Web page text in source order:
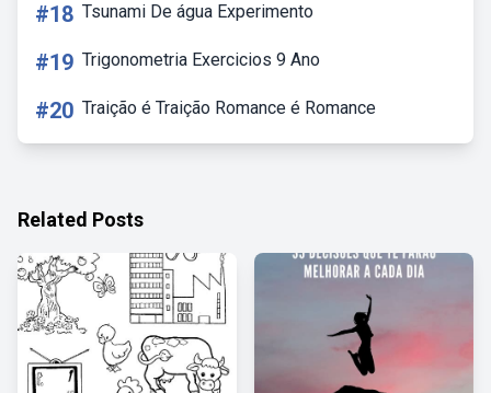
#18 Tsunami De água Experimento
#19 Trigonometria Exercicios 9 Ano
#20 Traição é Traição Romance é Romance
Related Posts